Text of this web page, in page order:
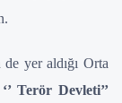
yer aldığı Orta
‘’ Terör Devleti’’